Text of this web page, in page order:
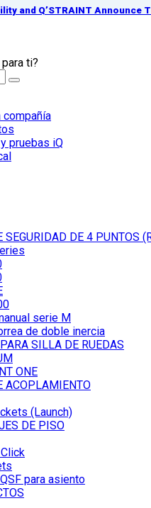
and Q’STRAINT
ti?
compañía
pruebas iQ
DE 4 PUNTOS
serie M
de doble inercia
SILLA DE RUEDAS
ONE
ACOPLAMIENTO
(Launch)
DE PISO
para asiento